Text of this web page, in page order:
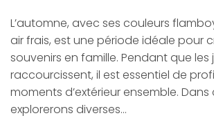
L’automne, avec ses couleurs
air frais, est une période idéale pour
souvenirs en famille. Pendant que les
raccourcissent, il est essentiel de
moments d’extérieur ensemble.
explorerons diverses…